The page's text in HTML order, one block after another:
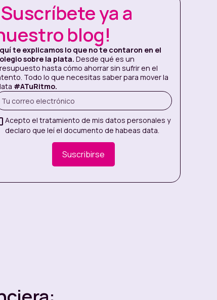
ya a
blog!
te explicamos lo que no te contaron en el
sobre la plata. Desde qué es un
hasta cómo ahorrar sin sufrir en el
Todo lo que necesitas saber para mover la
#ATuRitmo.
Acepto el tratamiento de mis datos personales y
declaro que leí el documento de habeas data.